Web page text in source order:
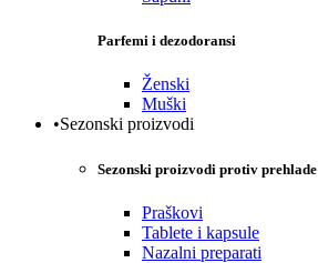
Parfemi i dezodoransi
Ženski
Muški
•Sezonski proizvodi
Sezonski proizvodi protiv prehlade
Praškovi
Tablete i kapsule
Nazalni preparati